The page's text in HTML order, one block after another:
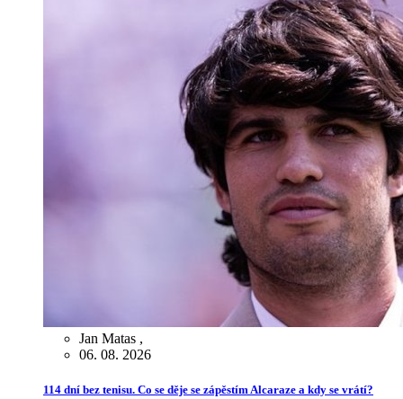
Jan Matas ,
06. 08. 2026
114 dní bez tenisu. Co se děje se zápěstím Alcaraze a kdy se vrátí?